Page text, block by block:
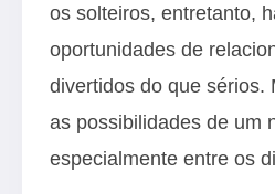
os solteiros, entretanto,
oportunidades de
divertidos do que sérios.
as possibilidades de um
especialmente entre os